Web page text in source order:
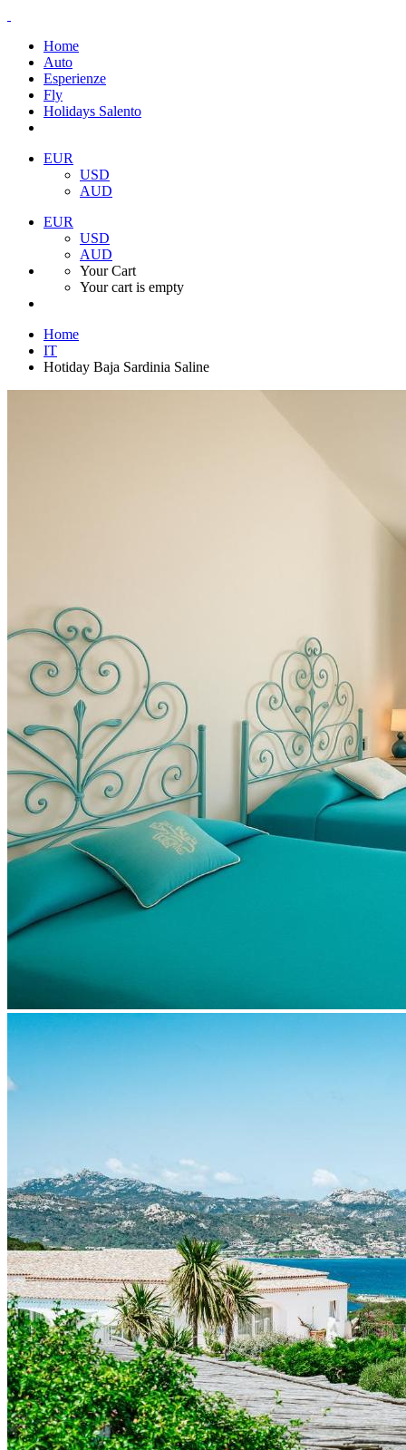
Home
Auto
Esperienze
Fly
Holidays Salento
EUR
USD
AUD
EUR
USD
AUD
Your Cart
Your cart is empty
Home
IT
Hotiday Baja Sardinia Saline